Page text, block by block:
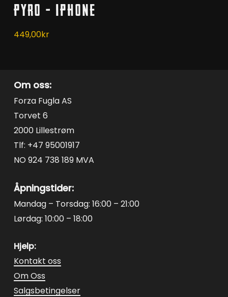
varianter.
produktsiden
Pyro – iPhone
449,00kr
Om oss:
Forza Fugla AS
Torvet 6
2000 Lillestrøm
Tlf: +47 95001917
NO 924 738 189 MVA
Åpningstider:
Mandag – Torsdag: 16:00 – 21:00
Lørdag: 10:00 – 18:00
Hjelp:
Kontakt oss
Om Oss
Salgsbetingelser